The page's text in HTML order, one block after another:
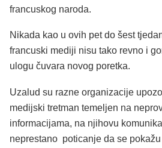
francuskog naroda.
Nikada kao u ovih pet do šest
francuski mediji nisu tako revno i
ulogu čuvara novog poretka.
Uzalud su razne organizacije
medijski tretman temeljen na
informacijama, na njihovu
neprestano poticanje da se